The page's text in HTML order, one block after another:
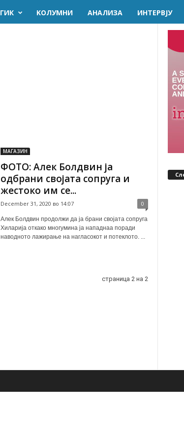
ГИК KОЛУМНИ AНАЛИЗА ИНТЕРВЈУ
МАГАЗИН
ФОТО: Алек Болдвин ја
одбрани својата сопруга и
жестоко им се...
December 31, 2020 во 14:07 0
Алек Болдвин продолжи да ја брани својата сопруга
Хиларија откако многумина ја нападнаа поради
наводното лажирање на нагласокот и потеклото. ...
страница 2 на 2